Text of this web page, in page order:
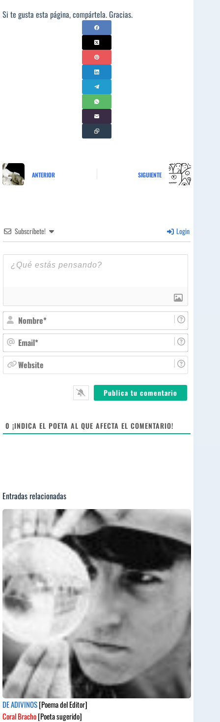
Si te gusta esta página, compártela. Gracias.
ANTERIOR SIGUIENTE
Subscríbete! Login
o
m
b
r
m
ie
0 ¡INDICA EL POETA AL QUE AFECTA EL COMENTARIO!
Entradas relacionadas
DE ADIVINOS[Poema del Editor]
Coral Bracho[Poeta sugerido]